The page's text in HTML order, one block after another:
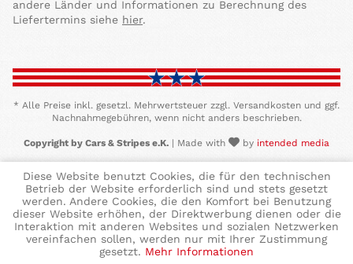
andere Länder und Informationen zu Berechnung des
Liefertermins siehe hier.
* Alle Preise inkl. gesetzl. Mehrwertsteuer zzgl. Versandkosten und ggf.
Nachnahmegebühren, wenn nicht anders beschrieben.
Copyright by Cars & Stripes e.K. | Made with by intended media
Diese Website benutzt Cookies, die für den technischen
Betrieb der Website erforderlich sind und stets gesetzt
werden. Andere Cookies, die den Komfort bei Benutzung
dieser Website erhöhen, der Direktwerbung dienen oder die
Interaktion mit anderen Websites und sozialen Netzwerken
vereinfachen sollen, werden nur mit Ihrer Zustimmung
gesetzt. Mehr Informationen